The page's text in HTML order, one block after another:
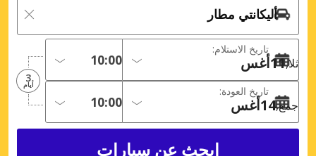
تاريخ الاستلام:
ثلا11أغس
تاريخ العودة:
جمع14أغس
3
أيام